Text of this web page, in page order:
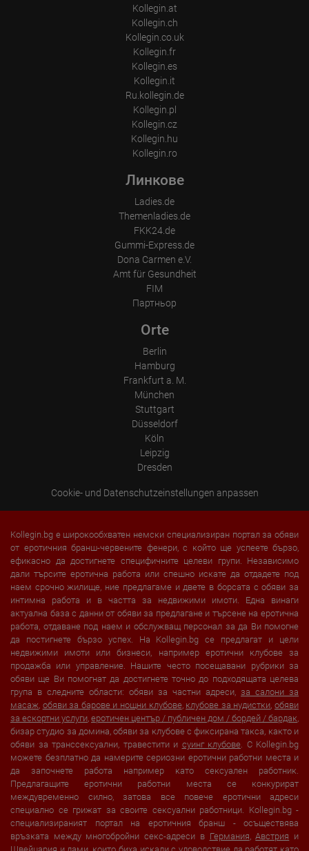
Kollegin.at
Kollegin.ch
Kollegin.co.uk
Kollegin.fr
Kollegin.es
Kollegin.it
Ru.kollegin.de
Kollegin.pl
Kollegin.cz
Kollegin.hu
Kollegin.ro
Линкове
Ladies.de
Themenladies.de
FKK24.de
Gummi-Express.de
Dona Carmen e.V.
Amt für Gesundheit
FIM
Партньор
Orte
Berlin
Hamburg
Frankfurt a. M.
München
Stuttgart
Düsseldorf
Köln
Leipzig
Dresden
Cookie- und Datenschutzeinstellungen anpassen
Kollegin.bg е широкообхватен немски специализиран портал за обяви
от еротичния бранш-червените фенери, с който ще успеете бързо,
ефикасно да достигнете специфичните целеви групи. Независимо
дали търсите еротична работа или спешно искате да отдадете под
наем срочно жилище, ние предлагаме и двете в борсата с обяви за
интимна работа и в частта за недвижими имоти. Една винаги
актуална база с данни от обяви за предлагане и търсене на еротична
работа, отдаване под наем и обслужващ персонал за да Ви помогне
да постигнете бързо успех. На Kollegin.bg се предлагат и цели
недвижими имоти или бизнеси, например еротични клубове за
продажба или управление. Нашите често посещавани рубрики за
обяви ще Ви помогнат да достигнете точно до подходящата целева
група в следните области: обяви за частни адреси, за салони за
масаж обяви за барове и нощни клубове, клубове за нудистки ,обяви
за ескортни услуги еротичен център / публичен дом / бордей / бардак
бизар студио за домина, обяви за клубове с фиксирана такса, както и
обяви за транссексуални, травестити и суинг клубове . С Kollegin.bg
можете безплатно да намерите сериозни еротични работни места и
да започнете работа например като сексуален работник.
Предлагащите еротични работни места се конкурират
междувременно силно, затова все повече еротични адреси
специално се грижат за своите сексуални работници. Kollegin.bg -
специализираният портал на еротичния бранш - осъществява
връзката между многобройни секс-адреси в Германия ,Австрия и